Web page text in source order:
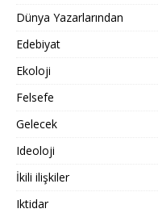
Dünya Yazarlarından
Edebiyat
Ekoloji
Felsefe
Gelecek
Ideoloji
İkili ilişkiler
Iktidar